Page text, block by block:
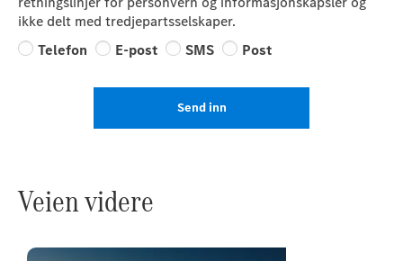
ikke delt med tredjepartsselskaper.
Telefon
E-post SMS Post
Send inn
Veien videre